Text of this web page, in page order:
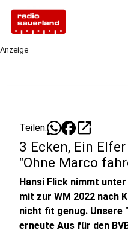
Anzeige
Teilen: open_in_new
3 Ecken, Ein
"Ohne Marco
Hansi Flick nimmt
mit zur WM 2022 nach
nicht fit genug. Unsere
erneute Aus für den